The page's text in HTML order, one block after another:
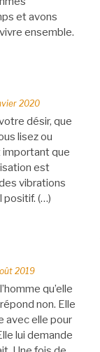
et avons
ensemble.
2020
désir, que
lisez ou
important que
est
vibrations
positif. (…)
2019
qu’elle
non. Elle
avec elle pour
lui demande